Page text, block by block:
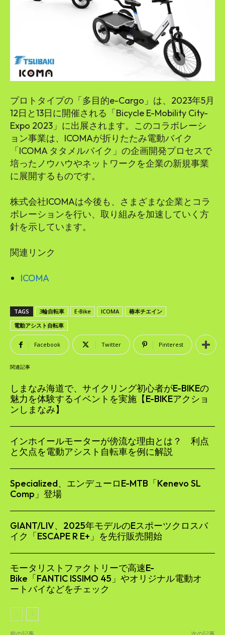
プロトタイプの「多目的e-Cargo」は、2023年5月
12日と13日に開催される「Bicycle E-Mobility City-
Expo 2023」に出展されます。このコラボレーシ
ョン事業は、ICOMAが折りたたみ電動バイク
「ICOMA タタメルバイク」の企画開発プロセスで
培ったノウハウやネットワークを企業の新規事業
に展開するものです。
株式会社ICOMAは今後も、さまざまな企業とコラ
ボレーションを行い、取り組みを加速していく方
針を示しています。
関連リンク
ICOMA
TAGS 3輪自転車 E-Bike ICOMA
椿本チエイン
電動アシスト自転車
Facebook Twitter Pinterest
関連記事
しまなみ海道で、サイクリング初心者がE-BIKEの
魅力を体験するイベントを実施【E-BIKEアクショ
ンしまなみ】
インホイールモーターが傍流な理由とは？ 利点
と欠点を電動アシスト自転車を例に解説
Specialized、エンデューロE-MTB「Kenevo SL
Comp」登場
GIANT/LIV、2025年モデルのEスポーツクロスバ
イク「ESCAPE R E+」を先行販売開始
モータリストファクトリーで高速E-
Bike「FANTIC ISSIMO 45」やオリジナル電動オ
ートバイなどをチェック